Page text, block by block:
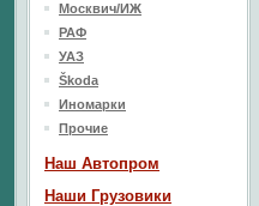
Москвич/ИЖ
РАФ
УАЗ
Škoda
Иномарки
Прочие
Наш Aвтопром
Наши Грузовики